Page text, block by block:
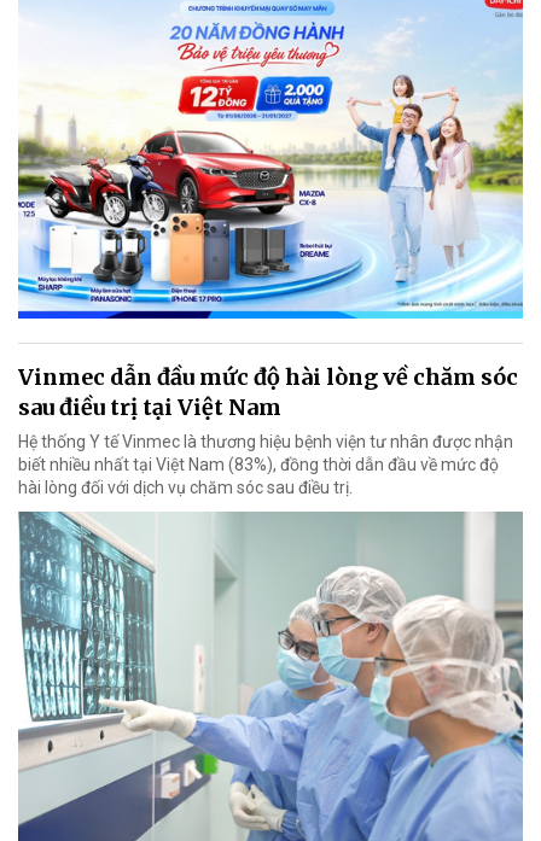
Vinmec dẫn đầu mức độ hài lòng về chăm sóc
sau điều trị tại Việt Nam
Hệ thống Y tế Vinmec là thương hiệu bệnh viện tư nhân được nhận
biết nhiều nhất tại Việt Nam (83%), đồng thời dẫn đầu về mức độ
hài lòng đối với dịch vụ chăm sóc sau điều trị.